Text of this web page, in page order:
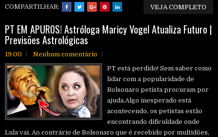
COMPARTILHAR:
VEJA COMPLETO
PT EM APUR0S! Astróloga Maricy Vogel Atualiza Futuro |
Previsões Astrológicas
19:00
Nenhum comentário
PT está perdido! Sem saber como
lidar com a popularidade de
Bolsonaro petista procuram por
ajuda.Algo inesperado está
acontecendo, os petistas estão
encontrando dificuldade onde
Lula vai. Ao contrário de Bolsonaro que é recebido por multidões,